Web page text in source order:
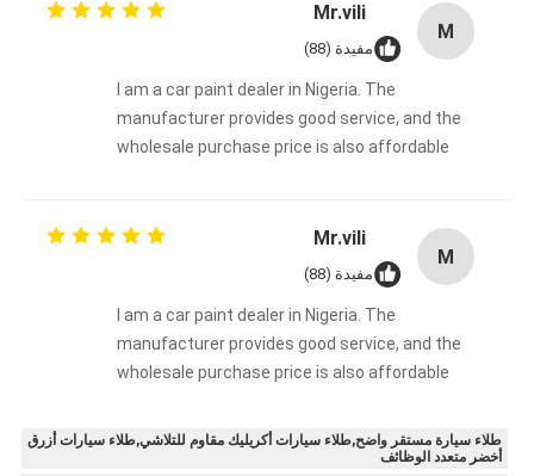
M
Mr.vili
مفيدة (88)
I am a car paint dealer in Nigeria. The
manufacturer provides good service, and the
wholesale purchase price is also affordable
M
Mr.vili
مفيدة (88)
I am a car paint dealer in Nigeria. The
manufacturer provides good service, and the
wholesale purchase price is also affordable
طلاء سيارة مستقر واضح,طلاء سيارات أكريليك مقاوم للتلاشي,طلاء سيارات أزرق
أخضر متعدد الوظائف